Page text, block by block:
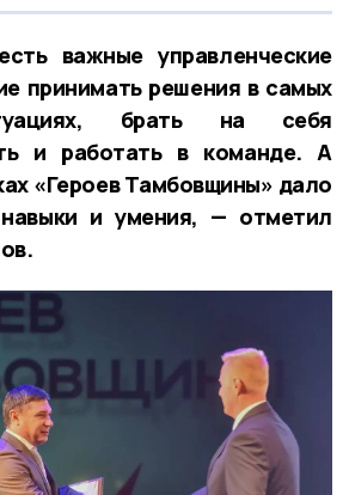
важные управленческие
принимать решения в самых
брать на себя
и работать в команде. А
«Героев Тамбовщины» дало
и умения, — отметил